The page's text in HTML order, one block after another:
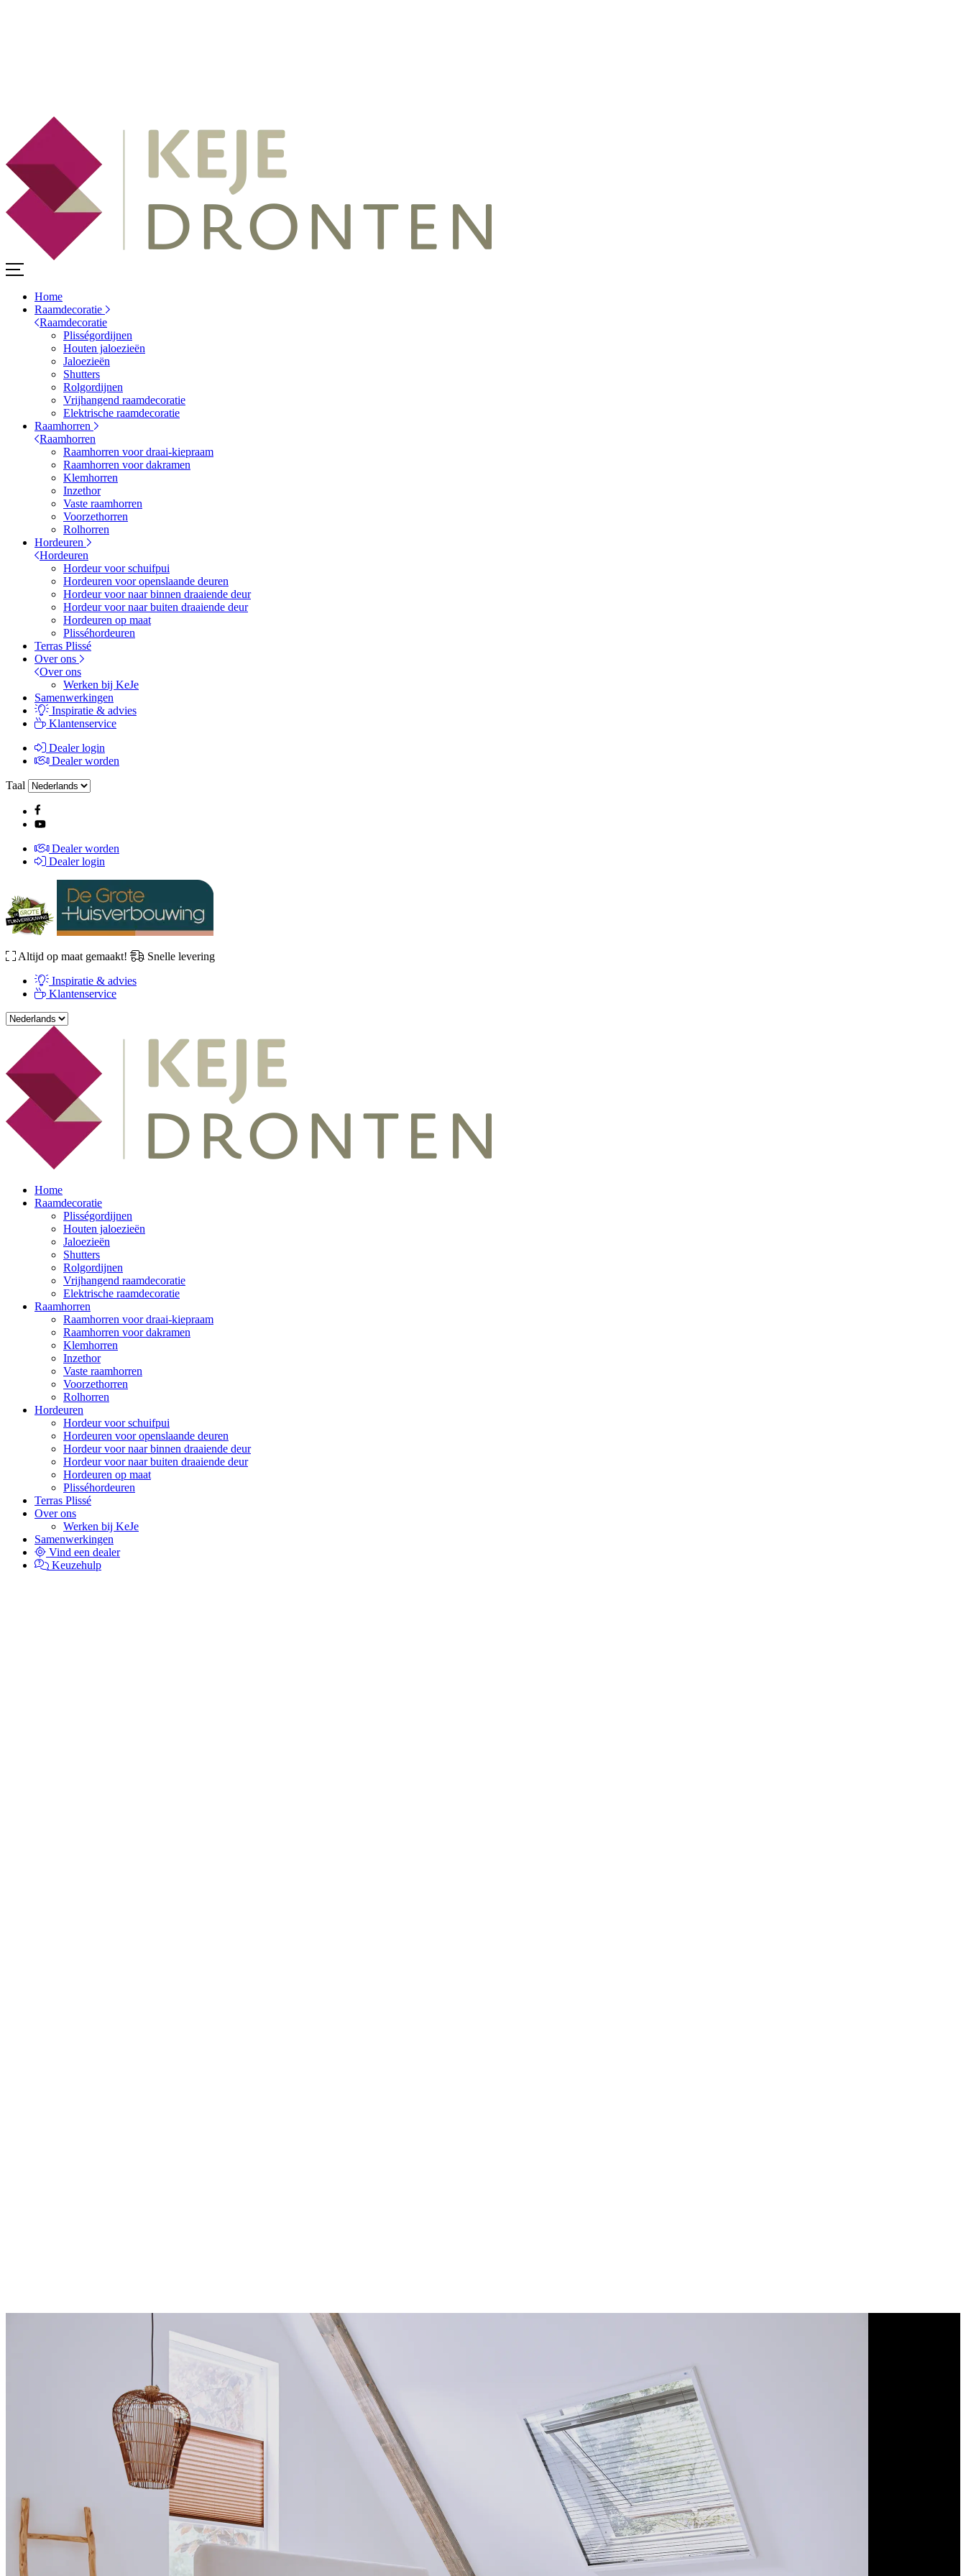
Home
Raamdecoratie
Raamdecoratie
Plisségordijnen
Houten jaloezieën
Jaloezieën
Shutters
Rolgordijnen
Vrijhangend raamdecoratie
Elektrische raamdecoratie
Raamhorren
Raamhorren
Raamhorren voor draai-kiepraam
Raamhorren voor dakramen
Klemhorren
Inzethor
Vaste raamhorren
Voorzethorren
Rolhorren
Hordeuren
Hordeuren
Hordeur voor schuifpui
Hordeuren voor openslaande deuren
Hordeur voor naar binnen draaiende deur
Hordeur voor naar buiten draaiende deur
Hordeuren op maat
Plisséhordeuren
Terras Plissé
Over ons
Over ons
Werken bij KeJe
Samenwerkingen
Inspiratie & advies
Klantenservice
Dealer login
Dealer worden
Taal
Dealer worden
Dealer login
Altijd op maat gemaakt!
Snelle levering
Inspiratie & advies
Klantenservice
Home
Raamdecoratie
Plisségordijnen
Houten jaloezieën
Jaloezieën
Shutters
Rolgordijnen
Vrijhangend raamdecoratie
Elektrische raamdecoratie
Raamhorren
Raamhorren voor draai-kiepraam
Raamhorren voor dakramen
Klemhorren
Inzethor
Vaste raamhorren
Voorzethorren
Rolhorren
Hordeuren
Hordeur voor schuifpui
Hordeuren voor openslaande deuren
Hordeur voor naar binnen draaiende deur
Hordeur voor naar buiten draaiende deur
Hordeuren op maat
Plisséhordeuren
Terras Plissé
Over ons
Werken bij KeJe
Samenwerkingen
Vind een dealer
Keuzehulp